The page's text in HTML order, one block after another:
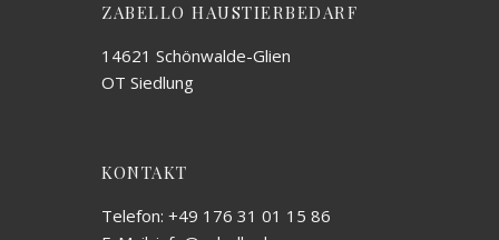
ZABELLO HAUSTIERBEDARF
14621 Schönwalde-Glien
OT Siedlung
KONTAKT
Telefon: +49 176 31 01 15 86